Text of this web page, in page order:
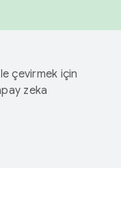
çevirmek için
zeka